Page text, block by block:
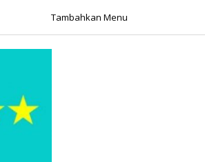
Tambahkan Menu